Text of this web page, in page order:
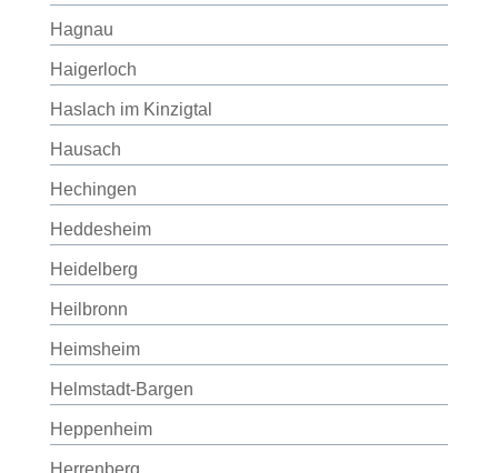
Hagnau
Haigerloch
Haslach im Kinzigtal
Hausach
Hechingen
Heddesheim
Heidelberg
Heilbronn
Heimsheim
Helmstadt-Bargen
Heppenheim
Herrenberg